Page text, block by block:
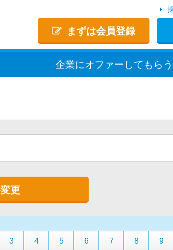
まずは会員登録
企業にオファー してもらう
更
3 4 5 6 7 8 9